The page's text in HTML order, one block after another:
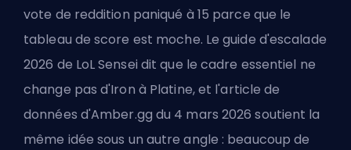
vote de reddition paniqué à 15 parce que le
tableau de score est moche. Le guide d'escalade
2026 de LoL Sensei dit que le cadre essentiel ne
change pas d'Iron à Platine, et l'article de
données d'Amber.gg du 4 mars 2026 soutient la
même idée sous un autre angle : beaucoup de